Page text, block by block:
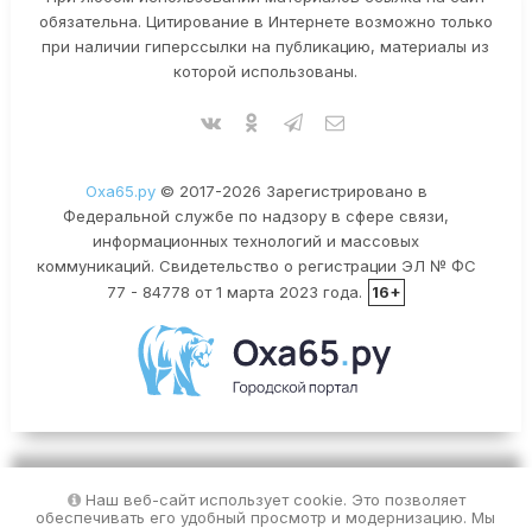
обязательна. Цитирование в Интернете возможно только
при наличии гиперссылки на публикацию, материалы из
которой использованы.
Оха65.ру© 2017-2026 Зарегистрировано в
Федеральной службе по надзору в сфере связи,
информационных технологий и массовых
коммуникаций. Свидетельство о регистрации ЭЛ № ФС
77 - 84778 от 1 марта 2023 года.
16+
Наш веб-сайт использует cookie. Это позволяет
обеспечивать его удобный просмотр и модернизацию. Мы